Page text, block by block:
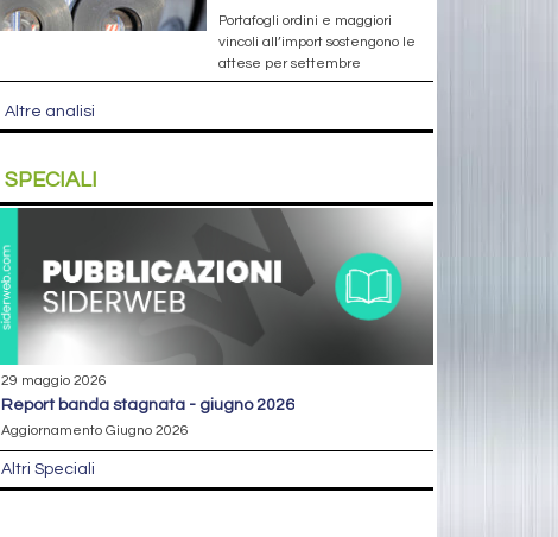
Portafogli ordini e maggiori
vincoli all’import sostengono le
attese per settembre
Altre analisi
SPECIALI
29 maggio 2026
report banda stagnata - giugno 2026
Aggiornamento Giugno 2026
Altri Speciali